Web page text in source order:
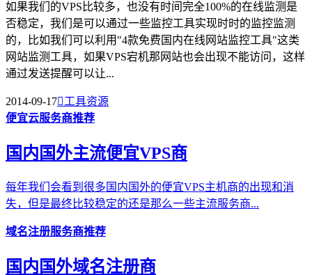
如果我们的VPS比较多，也没有时间完全100%的在线监测是
否稳定，我们是可以通过一些监控工具实现时时的监控监测
的，比如我们可以利用"4款免费国内在线网站监控工具"这类
网站监测工具，如果VPS宕机那网站也会出现不能访问，这样
通过发送提醒可以让...
2014-09-17工具资源
便宜云服务商推荐
国内国外主流便宜VPS商
每年我们会看到很多国内国外的便宜VPS主机商的出现和消
失，但是最终比较稳定的还是那么一些主流服务商...
域名注册服务商推荐
国内国外域名注册商